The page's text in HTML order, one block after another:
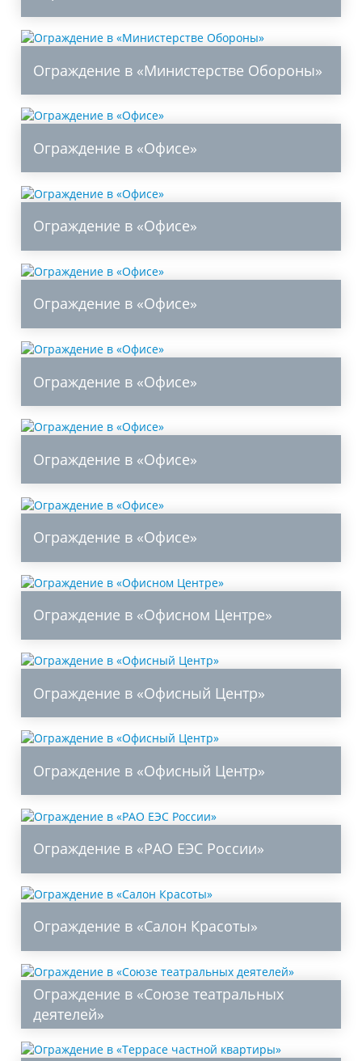
Ограждение в «Министерстве Обороны»
Ограждение в «Офисе»
Ограждение в «Офисе»
Ограждение в «Офисе»
Ограждение в «Офисе»
Ограждение в «Офисе»
Ограждение в «Офисе»
Ограждение в «Офисном Центре»
Ограждение в «Офисный Центр»
Ограждение в «Офисный Центр»
Ограждение в «РАО ЕЭС России»
Ограждение в «Салон Красоты»
Ограждение в «Союзе театральных
деятелей»